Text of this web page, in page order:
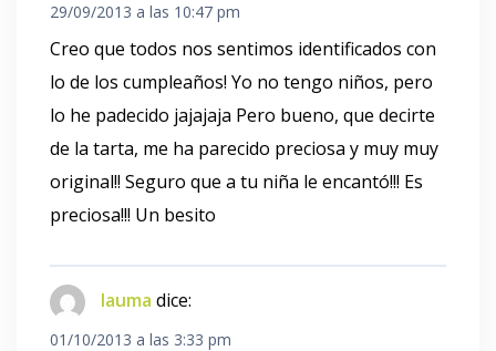
29/09/2013 a las 10:47 pm
Creo que todos nos sentimos identificados con
lo de los cumpleaños! Yo no tengo niños, pero
lo he padecido jajajaja Pero bueno, que decirte
de la tarta, me ha parecido preciosa y muy muy
original!! Seguro que a tu niña le encantó!!! Es
preciosa!!! Un besito
lauma dice:
01/10/2013 a las 3:33 pm